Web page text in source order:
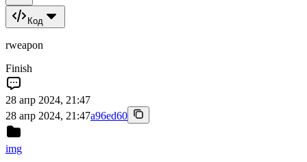
Код
rweapon
Finish
28 апр 2024, 21:47
28 апр 2024, 21:47a96ed60
img